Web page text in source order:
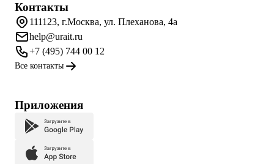
Контакты
111123, г.Москва, ул. Плеханова, 4а
help@urait.ru
+7 (495) 744 00 12
Все контакты
Приложения